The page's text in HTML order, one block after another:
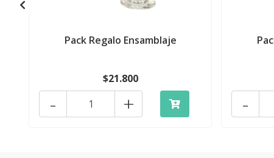
Pack Regalo Ensamblaje
$21.800
+
- -